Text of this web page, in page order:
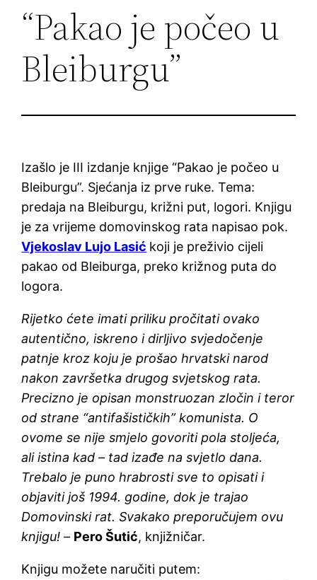
“Pakao je počeo u
Bleiburgu”
Izašlo je III izdanje knjige “Pakao je počeo u
Bleiburgu”. Sjećanja iz prve ruke. Tema:
predaja na Bleiburgu, križni put, logori. Knjigu
je za vrijeme domovinskog rata napisao pok.
Vjekoslav Lujo Lasić koji je preživio cijeli
pakao od Bleiburga, preko križnog puta do
logora.
Rijetko ćete imati priliku pročitati ovako
autentično, iskreno i dirljivo svjedočenje
patnje kroz koju je prošao hrvatski narod
nakon završetka drugog svjetskog rata.
Precizno je opisan monstruozan zločin i teror
od strane “antifašističkih” komunista. O
ovome se nije smjelo govoriti pola stoljeća,
ali istina kad – tad izađe na svjetlo dana.
Trebalo je puno hrabrosti sve to opisati i
objaviti još 1994. godine, dok je trajao
Domovinski rat. Svakako preporučujem ovu
knjigu! – Pero Šutić, knjižničar.
Knjigu možete naručiti putem: